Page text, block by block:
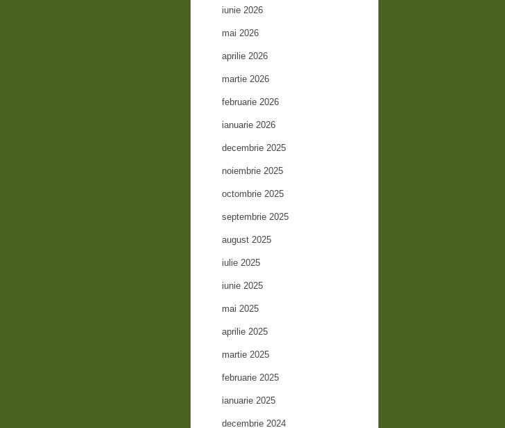
iunie 2026
mai 2026
aprilie 2026
martie 2026
februarie 2026
ianuarie 2026
decembrie 2025
noiembrie 2025
octombrie 2025
septembrie 2025
august 2025
iulie 2025
iunie 2025
mai 2025
aprilie 2025
martie 2025
februarie 2025
ianuarie 2025
decembrie 2024